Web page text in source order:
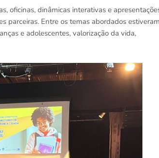
oficinas, dinâmicas interativas e
parceiras. Entre os temas abordados
e adolescentes, valorização da vida,